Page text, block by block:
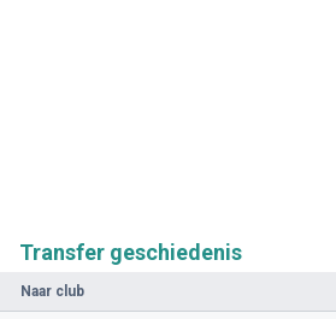
Transfer geschiedenis
Naar club